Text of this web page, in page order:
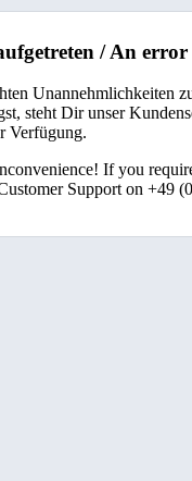
/ An error
Unannehmlichkeiten
steht Dir unser
Verfügung.
If you
Support on +49